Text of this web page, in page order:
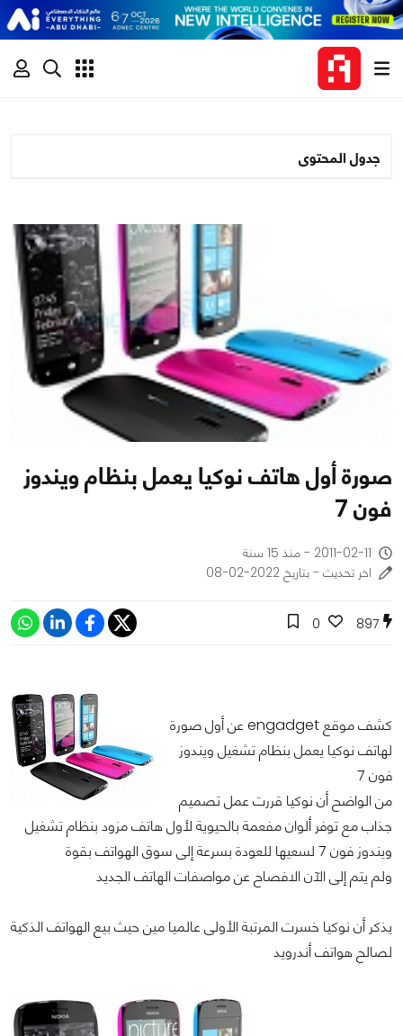
جدول المحتوى
صورة أول هاتف نوكيا يعمل بنظام ويندوز
فون 7
2011-02-11 - منذ 15 سنة
اخر تحديث - بتاريخ 2022-02-08
897
0
كشف موقع engadget عن أول صورة
لهاتف نوكيا يعمل بنظام تشغيل ويندوز
فون 7
من الواضح أن نوكيا قررت عمل تصميم
جذاب مع توفر ألوان مفعمة بالحيوية لأول هاتف مزود بنظام تشغيل
ويندوز فون 7 لسعيها للعودة بسرعة إلى سوق الهواتف بقوة
ولم يتم إلى الآن الافصاح عن مواصفات الهاتف الجديد
يذكر أن نوكيا خسرت المرتبة الأولى عالميا مين حيث بيع الهواتف الذكية
لصالح هواتف أندرويد